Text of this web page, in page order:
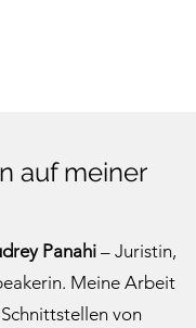
auf meiner
Panahi– Juristin,
Meine Arbeit
von